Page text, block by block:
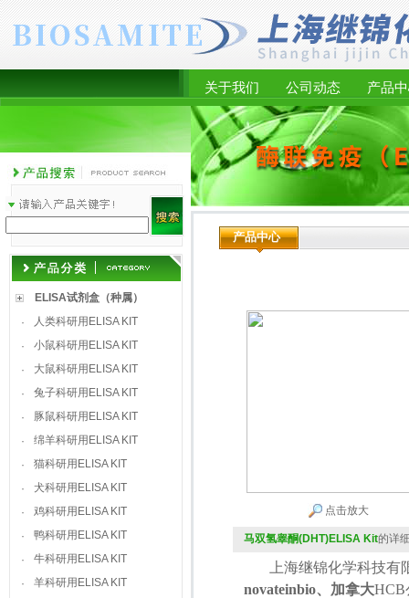
关于我们 公司动态 产品
ELISA试剂盒（种属）
·
人类科研用ELISA KIT
·
小鼠科研用ELISA KIT
·
大鼠科研用ELISA KIT
·
兔子科研用ELISA KIT
·
豚鼠科研用ELISA KIT
·
绵羊科研用ELISA KIT
·
猫科研用ELISA KIT
·
犬科研用ELISA KIT
·
鸡科研用ELISA KIT
·
鸭科研用ELISA KIT
·
牛科研用ELISA KIT
·
羊科研用ELISA KIT
产品中心
点击放大
马双氢睾酮(DHT)ELISA Kit的详
上海继锦化学科技有
novateinbio、加拿大HCB